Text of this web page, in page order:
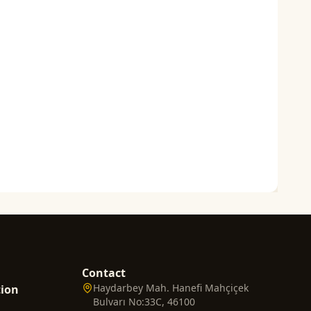
Contact
Haydarbey Mah. Hanefi Mahçiçek
Bulvarı No:33C, 46100